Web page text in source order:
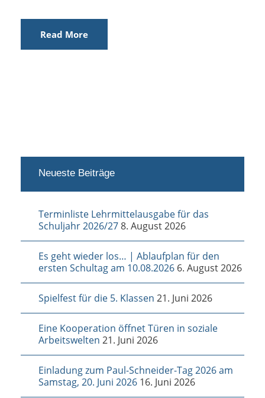
Read More
Neueste Beiträge
Terminliste Lehrmittelausgabe für das
Schuljahr 2026/278. August 2026
Es geht wieder los… | Ablaufplan für den
ersten Schultag am 10.08.2026 6. August 2026
Spielfest für die 5. Klassen 21. Juni 2026
Eine Kooperation öffnet Türen in soziale
Arbeitswelten 21. Juni 2026
Einladung zum Paul-Schneider-Tag 2026 am
Samstag, 20. Juni 2026 16. Juni 2026